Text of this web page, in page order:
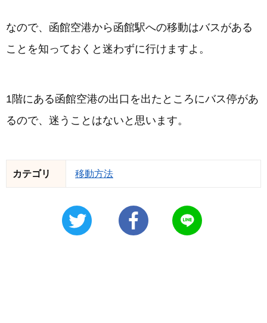
なので、函館空港から函館駅への移動はバスがある
ことを知っておくと迷わずに行けますよ。
1階にある函館空港の出口を出たところにバス停があ
るので、迷うことはないと思います。
カテゴリ 移動方法